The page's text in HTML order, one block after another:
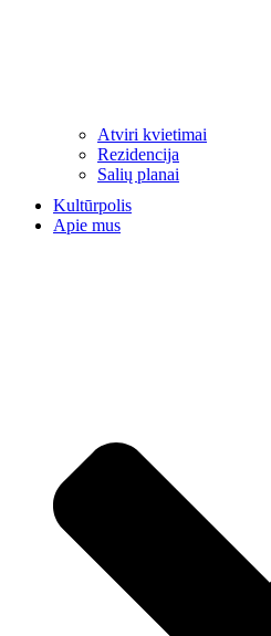
Atviri kvietimai
Rezidencija
Salių planai
Kultūrpolis
Apie mus